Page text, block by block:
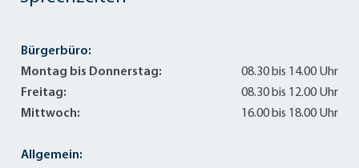
Bürgerbüro:
Montag bis Donnerstag:
08.30 bis 14.00 Uhr
Freitag:
08.30 bis 12.00 Uhr
Mittwoch:
16.00 bis 18.00 Uhr
Allgemein: